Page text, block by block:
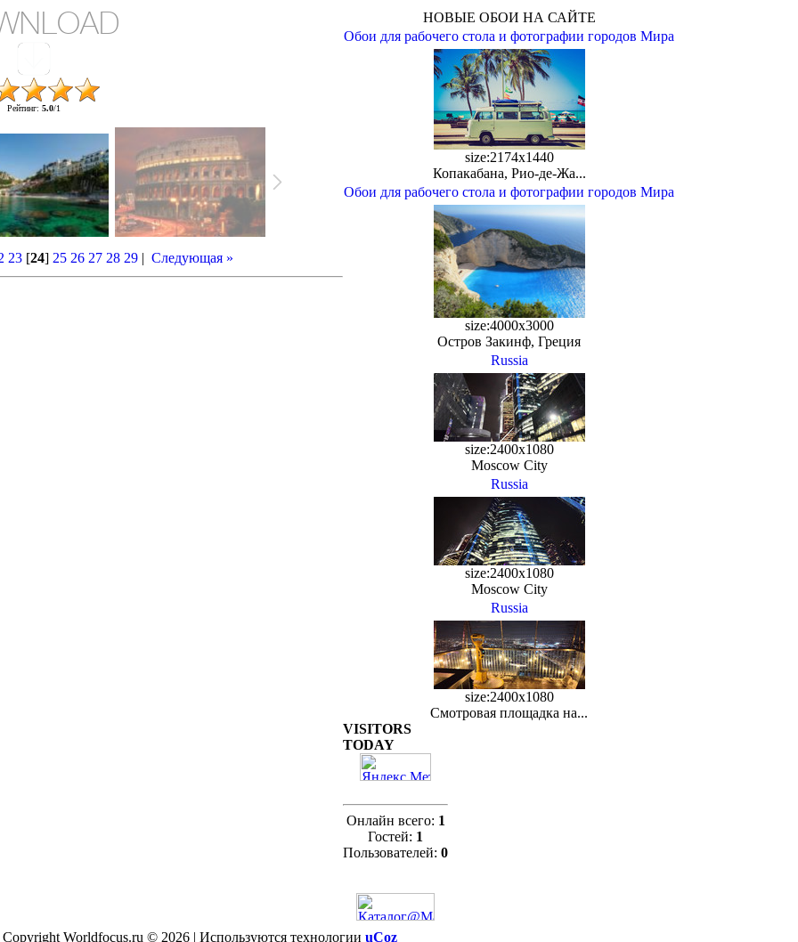
Рейтинг: 5.0/1
23[24] 25 26 27 28 29| Следующая »
НОВЫЕ ОБОИ НА САЙТЕ
Обои для рабочего стола и фотографии городов Мира
size:2174x1440
Копакабана, Рио-де-Жа...
Обои для рабочего стола и фотографии городов Мира
size:4000x3000
Остров Закинф, Греция
Russia
size:2400x1080
Moscow City
Russia
size:2400x1080
Moscow City
Russia
size:2400x1080
Смотровая площадка на...
VISITORS
TODAY
Онлайн всего: 1
Гостей: 1
Пользователей: 0
Copyright Worldfocus.ru © 2026| Используются технологии uCoz